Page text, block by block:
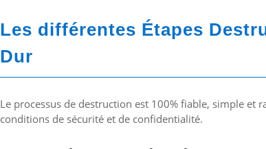
Les différentes Étapes
Dur
Le processus de destruction est 100% fiable, simple et
conditions de sécurité et de confidentialité.